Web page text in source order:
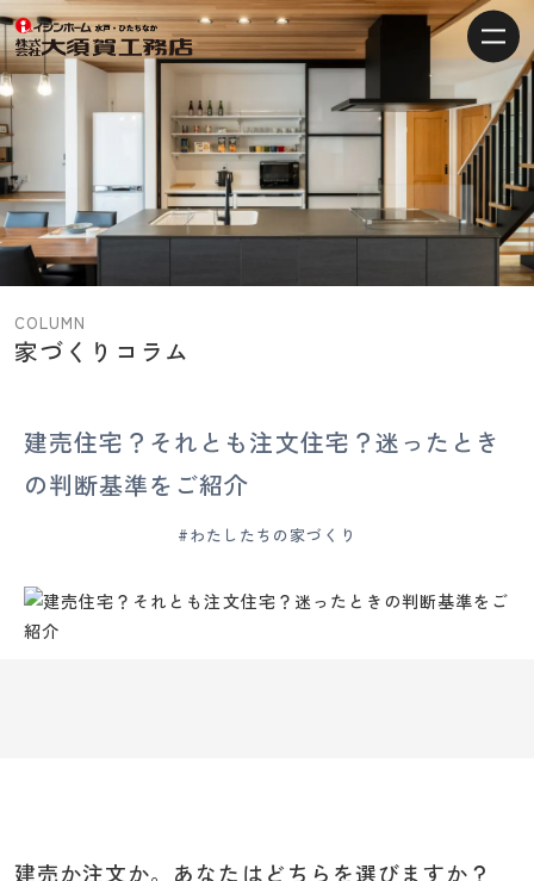
【水
戸・
ひ
た
ち
な
か
文
住
イ
シ
ン
水
戸・
業
COLUMN
家づくりコラム
建売住宅？それとも注文住宅？迷ったとき
の判断基準をご紹介
#わたしたちの家づくり
建売か注文か。あなたはどちらを選びますか？